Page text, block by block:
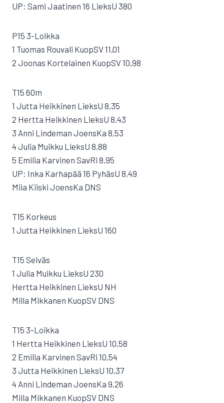
UP: Sami Jaatinen 16 LieksU 380
P15 3-Loikka
1 Tuomas Rouvali KuopSV 11,01
2 Joonas Kortelainen KuopSV 10,98
T15 60m
1 Jutta Heikkinen LieksU 8,35
2 Hertta Heikkinen LieksU 8,43
3 Anni Lindeman JoensKa 8,53
4 Julia Muikku LieksU 8,88
5 Emilia Karvinen SavRi 8,95
UP: Inka Karhapää 16 PyhäsU 8,49
Miia Kiiski JoensKa DNS
T15 Korkeus
1 Jutta Heikkinen LieksU 160
T15 Seiväs
1 Julia Muikku LieksU 230
Hertta Heikkinen LieksU NH
Milla Mikkanen KuopSV DNS
T15 3-Loikka
1 Hertta Heikkinen LieksU 10,58
2 Emilia Karvinen SavRi 10,54
3 Jutta Heikkinen LieksU 10,37
4 Anni Lindeman JoensKa 9,26
Milla Mikkanen KuopSV DNS